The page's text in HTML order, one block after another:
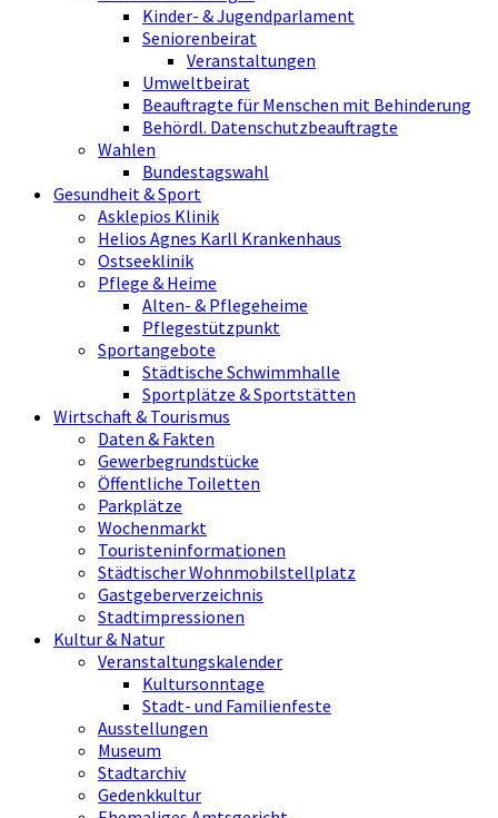
Kinder- & Jugendparlament
Seniorenbeirat
Veranstaltungen
Umweltbeirat
Beauftragte für Menschen mit Behinderung
Behördl. Datenschutzbeauftragte
Wahlen
Bundestagswahl
Gesundheit & Sport
Asklepios Klinik
Helios Agnes Karll Krankenhaus
Ostseeklinik
Pflege & Heime
Alten- & Pflegeheime
Pflegestützpunkt
Sportangebote
Städtische Schwimmhalle
Sportplätze & Sportstätten
Wirtschaft & Tourismus
Daten & Fakten
Gewerbegrundstücke
Öffentliche Toiletten
Parkplätze
Wochenmarkt
Touristeninformationen
Städtischer Wohnmobilstellplatz
Gastgeberverzeichnis
Stadtimpressionen
Kultur & Natur
Veranstaltungskalender
Kultursonntage
Stadt- und Familienfeste
Ausstellungen
Museum
Stadtarchiv
Gedenkkultur